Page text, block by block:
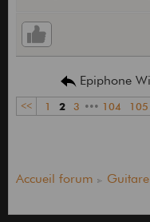
Epiphone
<< 1 2 3 ••• 104 105
Accueil forum Guitare